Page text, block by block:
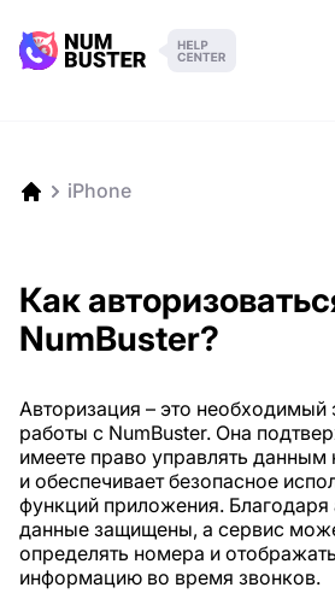
iPhone
Как
NumBuster?
Авторизация – это необходимый
работы с NumBuster. Она
имеете право управлять
и обеспечивает безопасное
функций приложения.
данные защищены, а сервис
определять номера и
информацию во время звонков.